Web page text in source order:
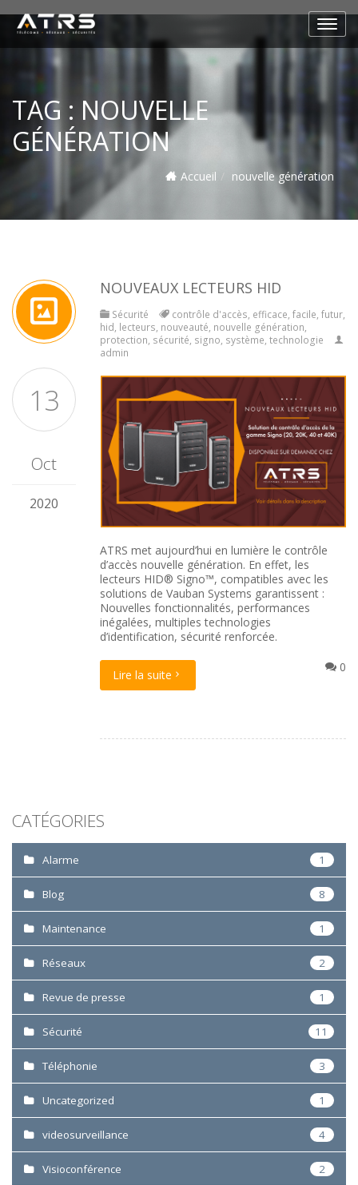
TAG : NOUVELLE
GÉNÉRATION
Accueil nouvelle génération
13
Oct
2020
NOUVEAUX LECTEURS HID
Sécurité contrôle d'accès, efficace, facile, futur,
hid, lecteurs, nouveauté, nouvelle génération,
protection, sécurité, signo, système, technologie
admin
ATRS met aujourd’hui en lumière le contrôle
d’accès nouvelle génération. En effet, les
lecteurs HID® Signo™, compatibles avec les
solutions de Vauban Systems garantissent :
Nouvelles fonctionnalités, performances
inégalées, multiples technologies
d’identification, sécurité renforcée.
0
Lire la suite
CATÉGORIES
Alarme 1
Blog 8
Maintenance 1
Réseaux 2
Revue de presse 1
Sécurité 11
Téléphonie 3
Uncategorized 1
videosurveillance 4
Visioconférence 2